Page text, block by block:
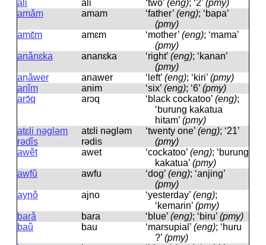
alǐ
ali ‘two’ (eng); ‘2’ (pmy)
amǎm
amam ‘father’ (eng); ‘bapa’
(pmy)
amɛ̌m
amɛm ‘mother’ (eng); ‘mama’
(pmy)
anǎnɛka
ananɛka ‘right’ (eng); ‘kanan’
(pmy)
anǎwer
anawer ‘left’ (eng); ‘kiri’ (pmy)
anǐm
anim ‘six’ (eng); ‘6’ (pmy)
arɔ̌q
arɔq ‘black cockatoo’ (eng);
‘burung kakatua
hitam’ (pmy)
atɛli nəgləm
rədǐs
atɛli nəɡləm
rədis
‘twenty one’ (eng); ‘21’
(pmy)
awět
awet ‘cockatoo’ (eng); ‘burung
kakatua’ (pmy)
awfǔ
awfu ‘dog’ (eng); ‘anjing’
(pmy)
aynǒ
ajno ‘yesterday’ (eng);
‘kemarin’ (pmy)
barǎ
bara ‘blue’ (eng); ‘biru’ (pmy)
baǔ
bau ‘marsupial’ (eng); ‘huru
?’ (pmy)